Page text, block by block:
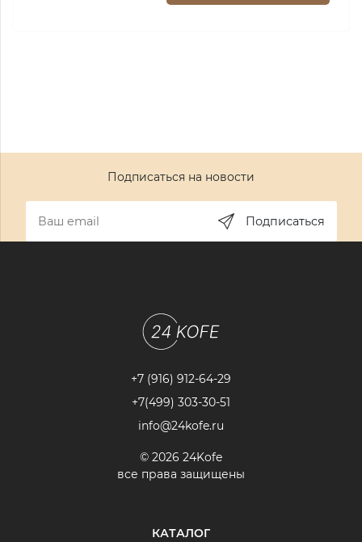
Подписаться на новости
Подписаться
+7 (916) 912-64-29
+7(499) 303-30-51
info@24kofe.ru
© 2026 24Kofe
все права защищены
КАТАЛОГ